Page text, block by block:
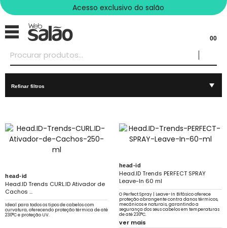
Acesso exclusivo do salão
00
Refinar filtros
head-id
Head.ID Trends CURL.ID Ativador de
Cachos ...
Ideal para todos os tipos de cabelos com
curvatura, oferecendo proteção térmica de até
230°C e proteção UV.
head-id
Head.ID Trends PERFECT SPRAY
Leave-In 60 ml
O Perfect Spray | Leave-In Bifásico oferece
proteção abrangente contra danos térmicos,
mecânicos e naturais, garantindo a
segurança dos seus cabelos em temperaturas
de até 230°C.
ver mais